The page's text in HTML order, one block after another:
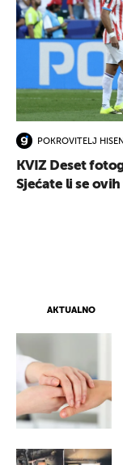
AKTUALNO
POKROVITELJ
KVIZ Deset
Sjećate li se